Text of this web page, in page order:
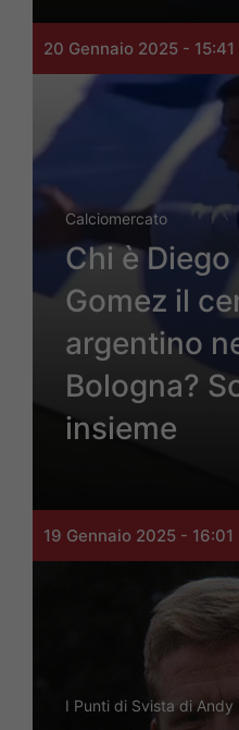
20 Gennaio 2025 - 15:41
Calciomercato
Chi è
Gomez il
argentino
Bologna?
insieme
19 Gennaio 2025 - 16:01
I Punti di Svista di Andy